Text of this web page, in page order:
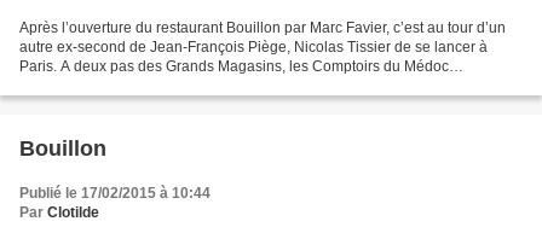
Après l’ouverture du restaurant Bouillon par Marc Favier, c’est au tour d’un
autre ex-second de Jean-François Piège, Nicolas Tissier de se lancer à
Paris. A deux pas des Grands Magasins, les Comptoirs du Médoc
Bouillon
Publié le 17/02/2015 à 10:44
Par Clotilde